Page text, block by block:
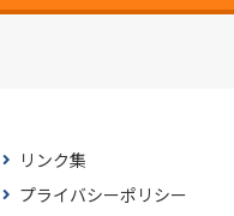
リンク集
プライバシーポリシー